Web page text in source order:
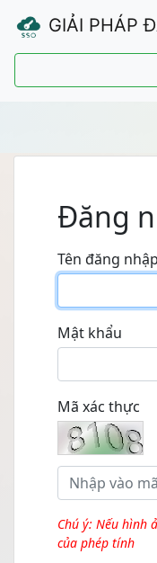
GIẢI PHÁP
Đăng
Tên đăng nhập
Mật khẩu
Mã xác thực
Chú ý: Nếu hình
của phép tính